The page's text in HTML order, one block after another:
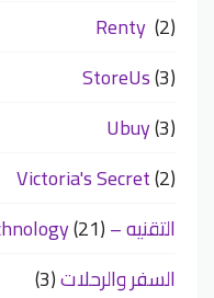
Renty (2)
StoreUs(3)
Ubuy(3)
Victoria's Secret(2)
التقنيه – Technology(21)
السفر والرحلات(3)